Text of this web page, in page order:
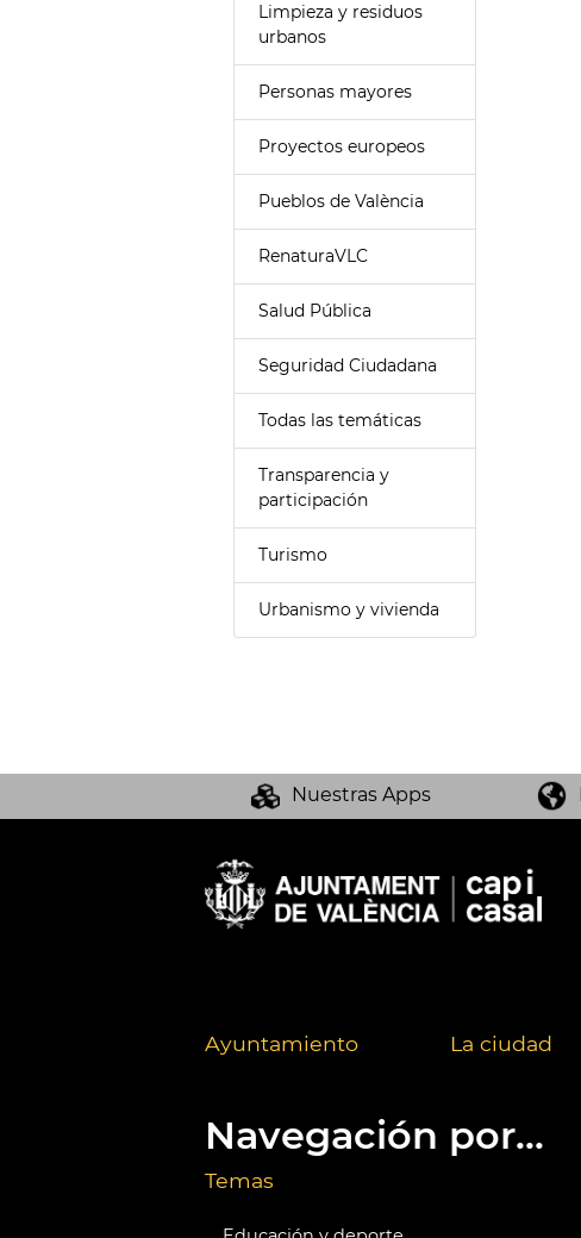
Limpieza y residuos
urbanos
Personas mayores
Proyectos europeos
Pueblos de València
RenaturaVLC
Salud Pública
Seguridad Ciudadana
Todas las temáticas
Transparencia y
participación
Turismo
Urbanismo y vivienda
Nuestras Apps
Ayuntamiento La ciudad
Navegación por...
Temas